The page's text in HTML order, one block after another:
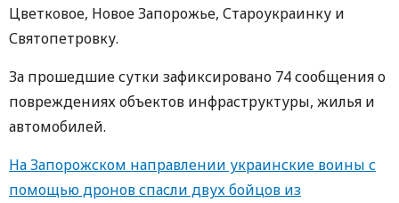
Цветковое, Новое Запорожье, Староукраинку и
Святопетровку.
За прошедшие сутки зафиксировано 74 сообщения о
повреждениях объектов инфраструктуры, жилья и
автомобилей.
На Запорожском направлении украинские воины с
помощью дронов спасли двух бойцов из